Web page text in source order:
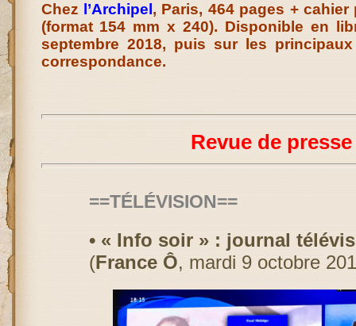
Chez l’Archipel , Paris, 464 pages +
(format 154 mm x 240). Disponible en
septembre 2018, puis sur les
correspondance.
Revue de presse
==TÉLÉVISION==
• « Info soir » : journal
(France Ô, mardi 9 octobre